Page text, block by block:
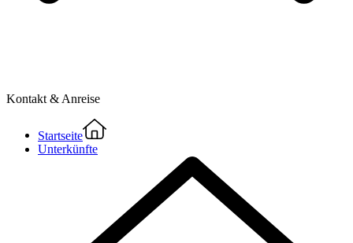
Kontakt & Anreise
Startseite
Unterkünfte